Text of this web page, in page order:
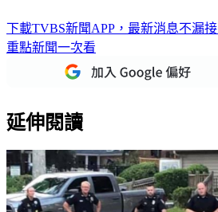
下載TVBS新聞APP，最新消息不漏接
重點新聞一次看
延伸閱讀